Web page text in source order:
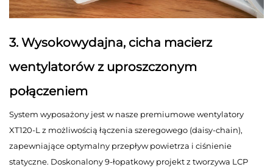
3. Wysokowydajna, cicha macierz
wentylatorów z uproszczonym
połączeniem
System wyposażony jest w nasze premiumowe wentylatory
XT120-L z możliwością łączenia szeregowego (daisy-chain),
zapewniające optymalny przepływ powietrza i ciśnienie
statyczne. Doskonalony 9-łopatkowy projekt z tworzywa LCP